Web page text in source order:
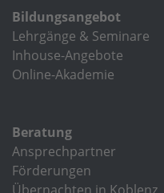
Bildungsangebot
Lehrgänge & Seminare
Inhouse-Angebote
Online-Akademie
Beratung
Ansprechpartner
Förderungen